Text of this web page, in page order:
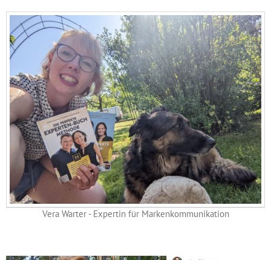
Vera Warter - Expertin für Markenkommunikation